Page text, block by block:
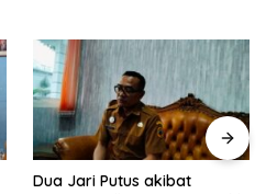
Dua Jari Putus akibat